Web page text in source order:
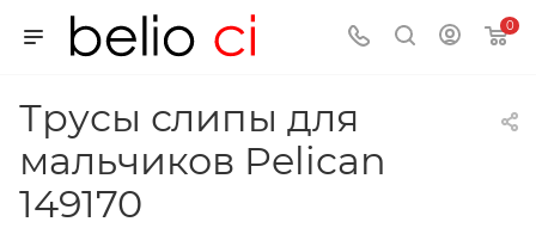
0
Трусы слипы для
мальчиков Pelican
149170